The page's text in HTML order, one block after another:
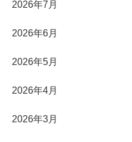
2026年7月
2026年6月
2026年5月
2026年4月
2026年3月